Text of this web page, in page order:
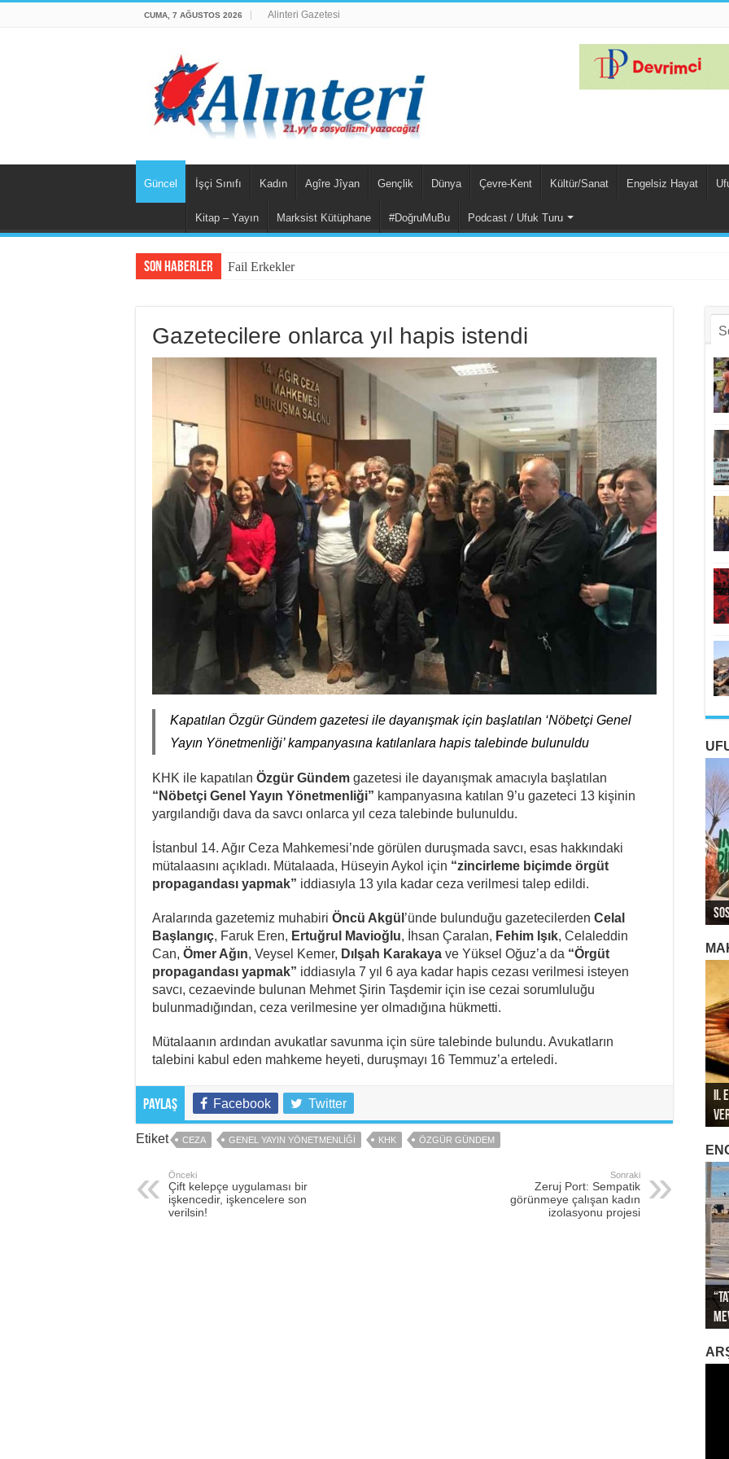
CUMA, 7 AĞUSTOS 2026 Alinteri Gazetesi
Güncel İşçi Sınıfı Kadın Agîre Jîyan Gençlik Dünya Çevre-Kent Kültür/Sanat Engelsiz Hayat
Kitap – Yayın Marksist Kütüphane #DoğruMuBu Podcast / Ufuk Turu
Son Haberler Fail Erkekler Yargıda Hem Suçlu Hem G
Gazetecilere onlarca yıl hapis istendi
Kapatılan Özgür Gündem gazetesi ile dayanışmak için başlatılan ‘Nöbetçi Genel
Yayın Yönetmenliği’ kampanyasına katılanlara hapis talebinde bulunuldu
KHK ile kapatılan Özgür Gündem gazetesi ile dayanışmak amacıyla başlatılan
“Nöbetçi Genel Yayın Yönetmenliği” kampanyasına katılan 9’u gazeteci 13 kişinin
yargılandığı dava da savcı onlarca yıl ceza talebinde bulunuldu.
İstanbul 14. Ağır Ceza Mahkemesi’nde görülen duruşmada savcı, esas hakkındaki
mütalaasını açıkladı. Mütalaada, Hüseyin Aykol için “zincirleme biçimde örgüt
propagandası yapmak” iddiasıyla 13 yıla kadar ceza verilmesi talep edildi.
Aralarında gazetemiz muhabiri Öncü Akgül ’ünde bulunduğu gazetecilerden Celal
Başlangıç, Faruk Eren, Ertuğrul Mavioğlu, İhsan Çaralan, Fehim Işık, Celaleddin
Can, Ömer Ağın, Veysel Kemer, Dılşah Karakaya ve Yüksel Oğuz’a da “Örgüt
propagandası yapmak” iddiasıyla 7 yıl 6 aya kadar hapis cezası verilmesi isteyen
savcı, cezaevinde bulunan Mehmet Şirin Taşdemir için ise cezai sorumluluğu
bulunmadığından, ceza verilmesine yer olmadığına hükmetti.
Mütalaanın ardından avukatlar savunma için süre talebinde bulundu. Avukatların
talebini kabul eden mahkeme heyeti, duruşmayı 16 Temmuz’a erteledi.
Paylaş Facebook Twitter
Etiket CEZA GENEL YAYIN YÖNETMENLIĞI KHK ÖZGÜR GÜNDEM
Önceki
Çift kelepçe uygulaması bir
işkencedir, işkencelere son
verilsin!
Sonraki
Zeruj Port: Sempatik
görünmeye çalışan kadın
izolasyonu projesi
II.